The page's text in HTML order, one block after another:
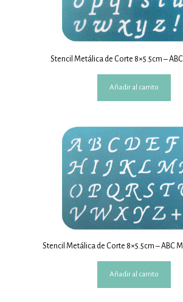
Stencil Metálica de Corte 8×5.5cm –
Añadir al carrito
Stencil Metálica de Corte 8×5.5cm – ABC
Añadir al carrito